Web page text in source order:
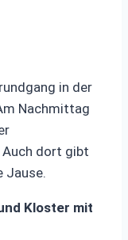
in der
Nachmittag
dort gibt
Jause.
Kloster mit